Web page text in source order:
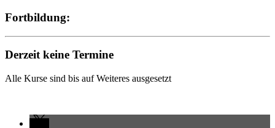
Fortbildung:
Derzeit keine Termine
Alle Kurse sind bis auf Weiteres ausgesetzt